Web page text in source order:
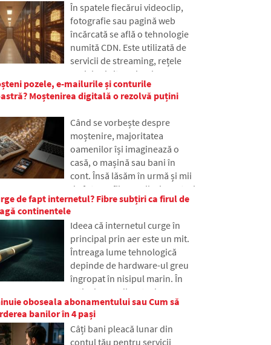
funcționează marile modele de
limbaj, de ce uneori generează
răspunsuri false și cum
încearcă dezvoltatorii să
reducă treptat această
În spatele fiecărui videoclip,
fotografie sau pagină web
încărcată se află o tehnologie
numită CDN. Este utilizată de
servicii de streaming, rețele
sociale și site-uri web
obișnuite, chiar dacă mulți
oameni nu au auzit niciodată
înseamnă această abreviere,
cum funcționează, de ce
conținutul internetului este
stocat în diferite locuri din
lume și de ce internetul de
astăzi s-ar descurca cu greu
pozele, e-mailurile și conturile
Moștenirea digitală o rezolvă puțini
Când se vorbește despre
moștenire, majoritatea
oamenilor își imaginează o
casă, o mașină sau bani în
cont. Însă lăsăm în urmă și mii
de fotografii, e-mailuri, conturi
pe rețelele sociale sau date
stocate în cloud. Ce se
întâmplă cu ele după moarte și
cine va obține acces la ele? În
articol analizăm cum
funcționează moștenirea
digitală, de ce pot avea
datele și cum să faci ordine în
amprenta online chiar astăzi.
de fapt internetul? Fibre subțiri ca firul de
continentele
Ideea că internetul curge în
principal prin aer este un mit.
Întreaga lume tehnologică
depinde de hardware-ul greu
îngropat în nisipul marin. În
articol, vom discuta despre
tehnologia cablurilor
submarine. Veți afla cum
funcționează fibrele optice, ce
oboseala abonamentului sau Cum să
banilor în 4 pași
Câți bani pleacă lunar din
contul tău pentru servicii